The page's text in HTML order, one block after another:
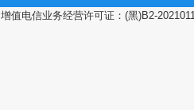
增值电信业务经营许可证：(黑)B2-